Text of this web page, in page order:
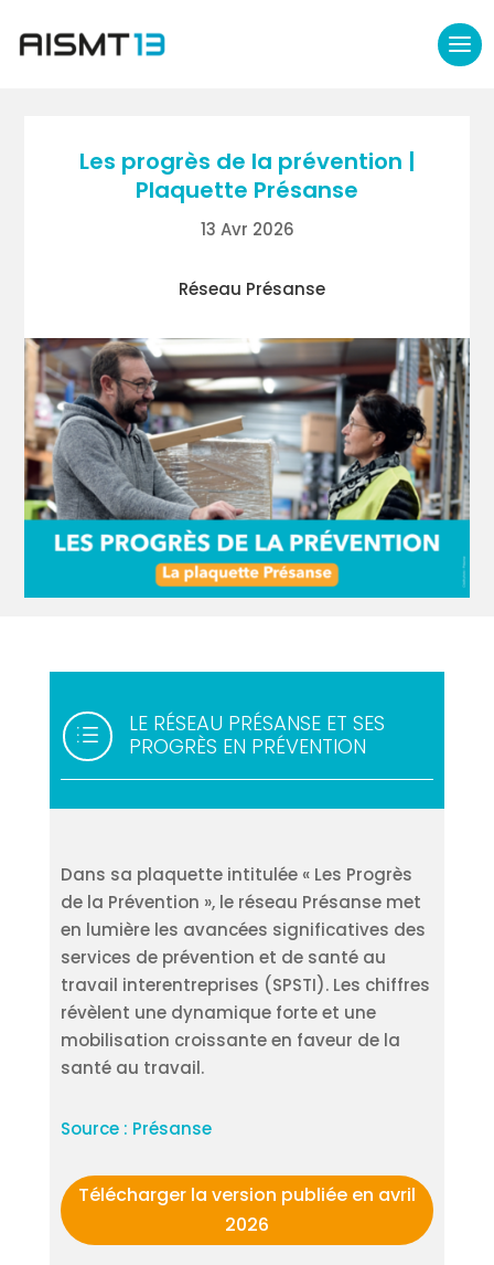
Les progrès de la prévention |
Plaquette Présanse
13 Avr 2026
Réseau Présanse
d
LE RÉSEAU PRÉSANSE ET SES
PROGRÈS EN PRÉVENTION
Dans sa plaquette intitulée « Les Progrès
de la Prévention », le réseau Présanse met
en lumière les avancées significatives des
services de prévention et de santé au
travail interentreprises (SPSTI). Les chiffres
révèlent une dynamique forte et une
mobilisation croissante en faveur de la
santé au travail.
Source : Présanse
Télécharger la version publiée en avril
2026